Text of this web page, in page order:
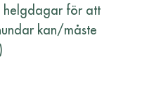
helgdagar för att
kan/måste